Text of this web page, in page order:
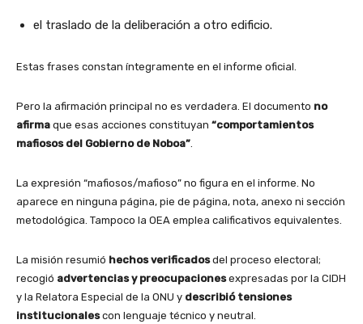
el traslado de la deliberación a otro edificio.
Estas frases constan íntegramente en el informe oficial.
Pero la afirmación principal no es verdadera. El documento no
afirma que esas acciones constituyan “comportamientos
mafiosos del Gobierno de Noboa”.
La expresión “mafiosos/mafioso” no figura en el informe. No
aparece en ninguna página, pie de página, nota, anexo ni sección
metodológica. Tampoco la OEA emplea calificativos equivalentes.
La misión resumió hechos verificadosdel proceso electoral;
recogió advertencias y preocupacionesexpresadas por la CIDH
y la Relatora Especial de la ONU y describió tensiones
institucionalescon lenguaje técnico y neutral.